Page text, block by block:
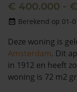
€ 400.000 -
Berekend op 01-
Deze woning is
Amsterdam. Dit
in 1912 en heeft
woning is 72 m2